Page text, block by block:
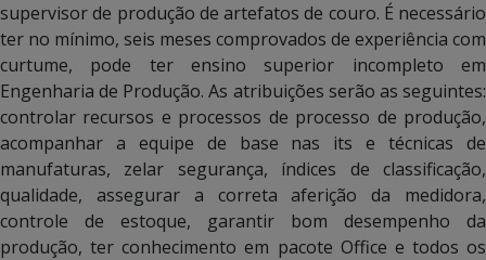
supervisor de produção de artefatos de couro. É necessário
ter no mínimo, seis meses comprovados de experiência com
curtume, pode ter ensino superior incompleto em
Engenharia de Produção. As atribuições serão as seguintes:
controlar recursos e processos de processo de produção,
acompanhar a equipe de base nas its e técnicas de
manufaturas, zelar segurança, índices de classificação,
qualidade, assegurar a correta aferição da medidora,
controle de estoque, garantir bom desempenho da
produção, ter conhecimento em pacote Office e todos os